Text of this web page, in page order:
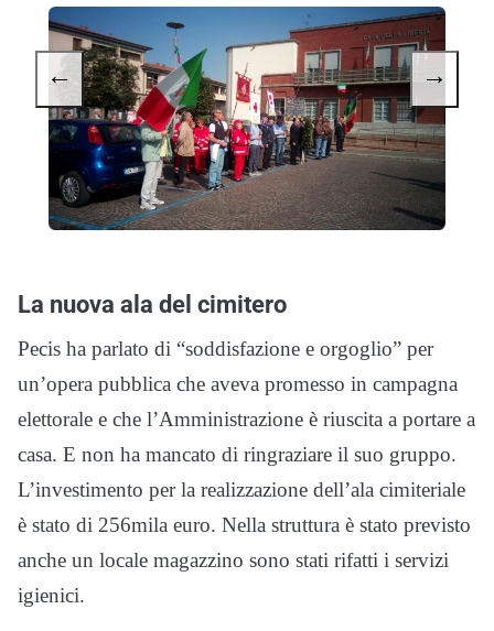
← →
La nuova ala del cimitero
Pecis ha parlato di “soddisfazione e orgoglio” per
un’opera pubblica che aveva promesso in campagna
elettorale e che l’Amministrazione è riuscita a portare a
casa. E non ha mancato di ringraziare il suo gruppo.
L’investimento per la realizzazione dell’ala cimiteriale
è stato di 256mila euro. Nella struttura è stato previsto
anche un locale magazzino sono stati rifatti i servizi
igienici.